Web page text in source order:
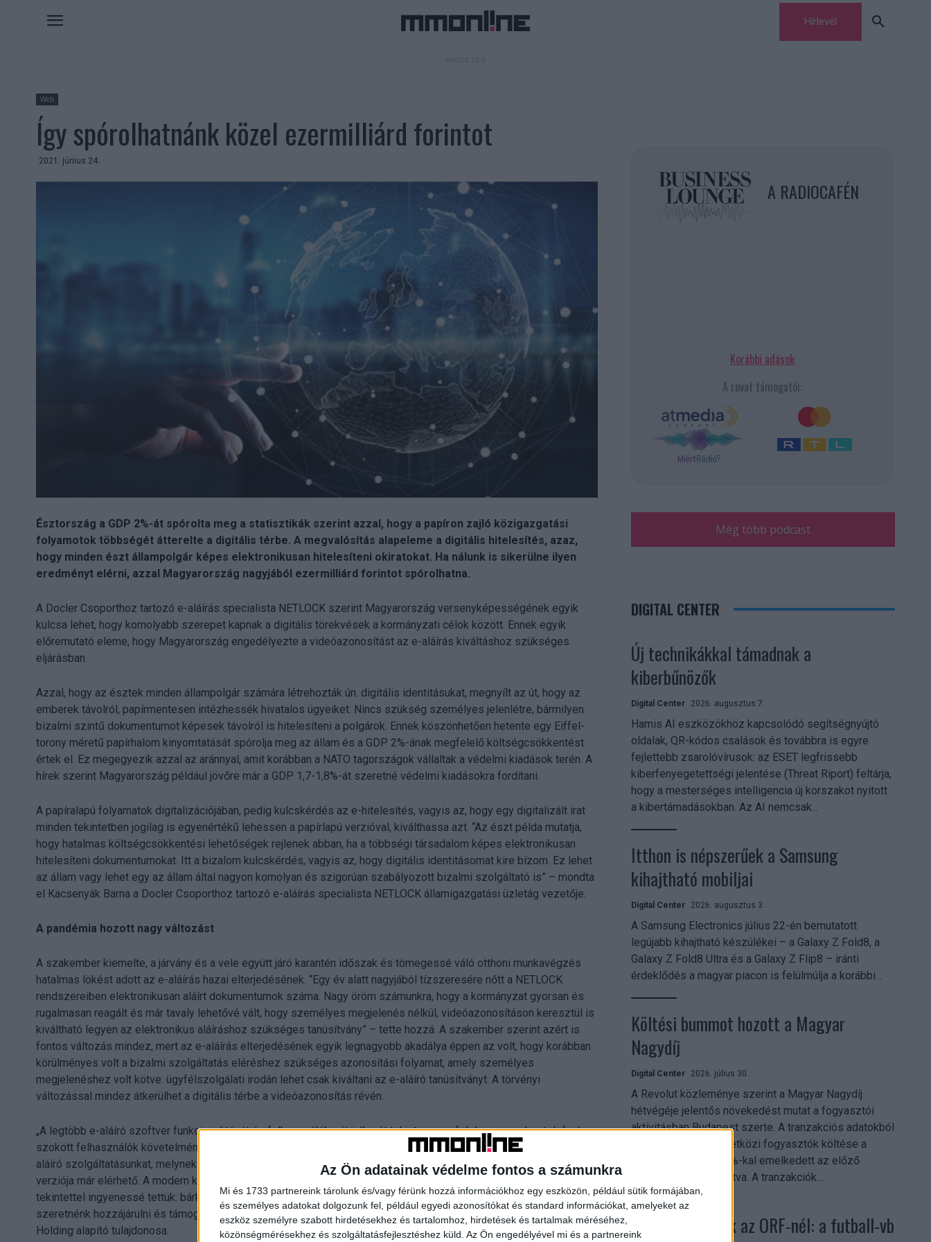
Az Ön adatainak védelme fontos a számunkra
Mi és 1733 partnereink tárolunk és/vagy férünk hozzá információkhoz egy eszközön, például sütik formájában,
és személyes adatokat dolgozunk fel, például egyedi azonosítókat és standard információkat, amelyeket az
eszköz személyre szabott hirdetésekhez és tartalomhoz, hirdetések és tartalmak méréséhez,
közönségmérésekhez és szolgáltatásfejlesztéshez küld. Az Ön engedélyével mi és a partnereink
Hírlevél
Web
Így spórolhatnánk közel ezermilliárd forintot
2021. június 24.
Észtország a GDP 2%-át spórolta meg a statisztikák szerint azzal, hogy a papíron zajló közigazgatási
folyamotok többségét átterelte a digitális térbe. A megvalósítás alapeleme a digitális hitelesítés, azaz,
hogy minden észt állampolgár képes elektronikusan hitelesíteni okiratokat. Ha nálunk is sikerülne ilyen
eredményt elérni, azzal Magyarország nagyjából ezermilliárd forintot spórolhatna.
A Docler Csoporthoz tartozó e-aláírás specialista NETLOCK szerint Magyarország versenyképességének egyik
kulcsa lehet, hogy komolyabb szerepet kapnak a digitális törekvések a kormányzati célok között. Ennek egyik
előremutató eleme, hogy Magyarország engedélyezte a videóazonosítást az e-aláírás kiváltáshoz szükséges
eljárásban.
Azzal, hogy az észtek minden állampolgár számára létrehozták ún. digitális identitásukat, megnyílt az út, hogy az
emberek távolról, papírmentesen intézhessék hivatalos ügyeiket. Nincs szükség személyes jelenlétre, bármilyen
bizalmi szintű dokumentumot képesek távolról is hitelesíteni a polgárok. Ennek köszönhetően hetente egy Eiffel-
torony méretű papírhalom kinyomtatását spórolja meg az állam és a GDP 2%-ának megfelelő költségcsökkentést
értek el. Ez megegyezik azzal az aránnyal, amit korábban a NATO tagországok vállaltak a védelmi kiadások terén. A
hírek szerint Magyarország például jövőre már a GDP 1,7-1,8%-át szeretné védelmi kiadásokra fordítani.
A papíralapú folyamatok digitalizációjában, pedig kulcskérdés az e-hitelesítés, vagyis az, hogy egy digitalizált irat
minden tekintetben jogilag is egyenértékű lehessen a papírlapú verzióval, kiválthassa azt. “Az észt példa mutatja,
hogy hatalmas költségcsökkentési lehetőségek rejlenek abban, ha a többségi társadalom képes elektronikusan
hitelesíteni dokumentumokat. Itt a bizalom kulcskérdés, vagyis az, hogy digitális identitásomat kire bízom. Ez lehet
az állam vagy lehet egy az állam által nagyon komolyan és szigorúan szabályozott bizalmi szolgáltató is” – mondta
el Kacsenyák Barna a Docler Csoporthoz tartozó e-aláírás specialista NETLOCK államigazgatási üzletág vezetője.
A pandémia hozott nagy változást
A szakember kiemelte, a járvány és a vele együtt járó karantén időszak és tömegessé váló otthoni munkavégzés
hatalmas lökést adott az e-aláírás hazai elterjedésének. “Egy év alatt nagyjából tízszeresére nőtt a NETLOCK
rendszereiben elektronikusan aláírt dokumentumok száma. Nagy öröm számunkra, hogy a kormányzat gyorsan és
rugalmasan reagált és már tavaly lehetővé vált, hogy személyes megjelenés nélkül, videóazonosításon keresztül is
kiváltható legyen az elektronikus aláíráshoz szükséges tanúsítvány” – tette hozzá. A szakember szerint azért is
fontos változás mindez, mert az e-aláírás elterjedésének egyik legnagyobb akadálya éppen az volt, hogy korábban
körülményes volt a bizalmi szolgáltatás eléréshez szükséges azonosítási folyamat, amely személyes
megjelenéshez volt kötve: ügyfélszolgálati irodán lehet csak kiváltani az e-aláíró tanúsítványt. A törvényi
változással mindez átkerülhet a digitális térbe a videóazonosítás révén.
„A legtöbb e-aláíró szoftver funkcionalitását és felhasználóbarát jellegét tekintve nem felel meg az okostelefonhoz
szokott felhasználók követelményeinek. Ezen szerettünk volna változtatni, amikor létrehoztuk a NETLOCK nevű e-
aláíró szolgáltatásunkat, melynek folyamatosan fejlesztés alatt álló és legalapvetőbb funkciókat már biztosító
verziója már elérhető. A modern külsővel rendelkező, felhasználóbarát e-aláíró szolgáltatásunkat a járványhelyzetre
tekintettel ingyenessé tettük: bárki regisztrálhat magánemberként videóazonosítással. A magunk részéről ezzel is
szeretnénk hozzájárulni és támogatni a digitális átállást Magyarországon.” – mondta el Gattyán György a Docler
Holding alapító tulajdonosa.
A RADIOCAFÉN
Korábbi adások
A rovat támogatói:
Még több podcast
DIGITAL CENTER
Új technikákkal támadnak a
kiberbűnözők
Digital Center 2026. augusztus 7.
Hamis AI eszközökhöz kapcsolódó segítségnyújtó
oldalak, QR-kódos csalások és továbbra is egyre
fejlettebb zsarolóvírusok: az ESET legfrissebb
kiberfenyegetettségi jelentése (Threat Riport) feltárja,
hogy a mesterséges intelligencia új korszakot nyitott
a kibertámadásokban. Az AI nemcsak...
Itthon is népszerűek a Samsung
kihajtható mobiljai
Digital Center 2026. augusztus 3.
A Samsung Electronics július 22-én bemutatott
legújabb kihajtható készülékei – a Galaxy Z Fold8, a
Galaxy Z Fold8 Ultra és a Galaxy Z Flip8 – iránti
érdeklődés a magyar piacon is felülmúlja a korábbi...
Költési bummot hozott a Magyar
Nagydíj
Digital Center 2026. július 30.
A Revolut közleménye szerint a Magyar Nagydíj
hétvégéje jelentős növekedést mutat a fogyasztói
aktivitásban Budapest szerte. A tranzakciós adatokból
kiderül, hogy a nemzetközi fogyasztók költése a
versenyhétvégén 26%-kal emelkedett az előző
hétvégéhez viszonyítva. A tranzakciók...
Rekordok dőltek az ORF-nél: a futball-vb